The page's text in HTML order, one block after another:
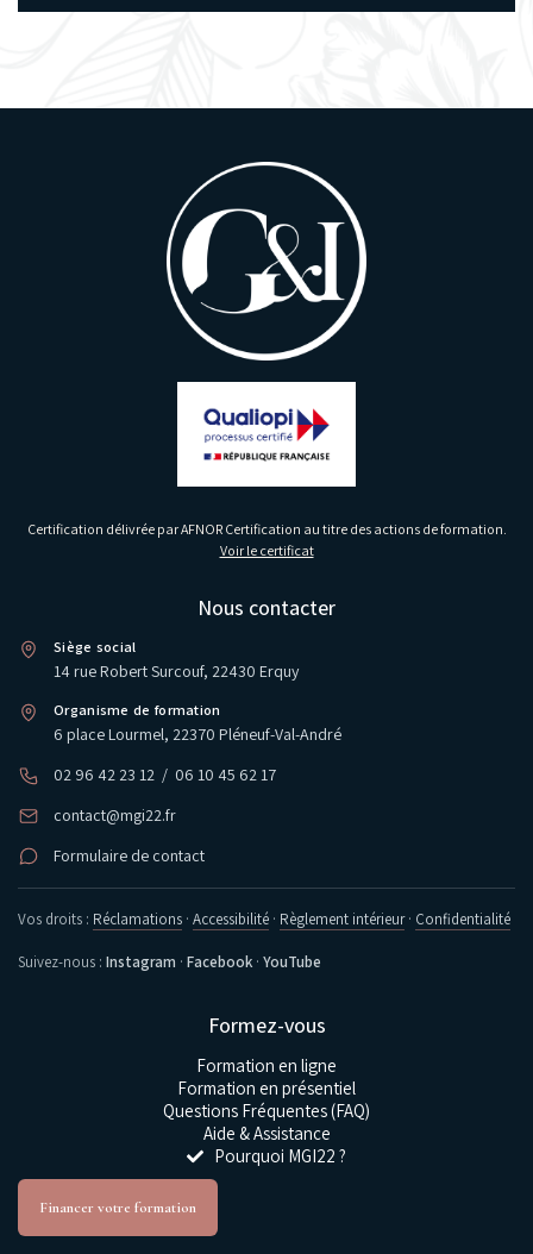
Certification délivrée par AFNOR Certification au titre des actions de formation.
Voir le certificat
Nous contacter
Siège social
14 rue Robert Surcouf, 22430 Erquy
Organisme de formation
6 place Lourmel, 22370 Pléneuf-Val-André
02 96 42 23 12 / 06 10 45 62 17
contact@mgi22.fr
Formulaire de contact
Vos droits : Réclamations · Accessibilité · Règlement intérieur· Confidentialité
Suivez-nous : Instagram · Facebook · YouTube
Formez-vous
Formation en ligne
Formation en présentiel
Questions Fréquentes (FAQ)
Aide & Assistance
Pourquoi MGI22 ?
Financer votre formation